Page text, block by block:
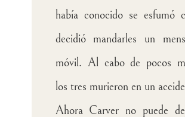
había conocido se esfumó
decidió mandarles un
móvil. Al cabo de pocos
los tres murieron en un
Ahora Carver no puede